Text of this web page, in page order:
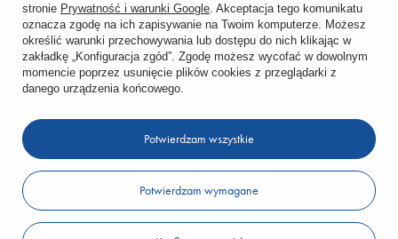
Chcę wymienić towar
KONTO
KONTAKT
W sklepie prezentujemy ceny brutto (z VAT).
stronie Prywatność i warunki Google. Akceptacja tego komunikatu
oznacza zgodę na ich zapisywanie na Twoim komputerze. Możesz
określić warunki przechowywania lub dostępu do nich klikając w
zakładkę „Konfiguracja zgód”. Zgodę możesz wycofać w dowolnym
momencie poprzez usunięcie plików cookies z przeglądarki z
danego urządzenia końcowego.
Potwierdzam wymagane
Potwierdzam wszystkie